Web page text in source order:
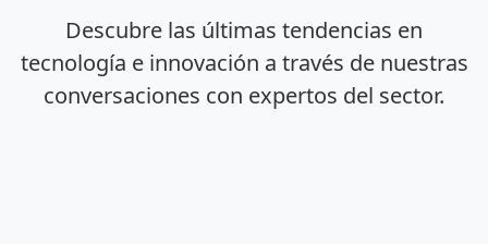
Descubre las últimas tendencias en
tecnología e innovación a través de nuestras
conversaciones con expertos del sector.